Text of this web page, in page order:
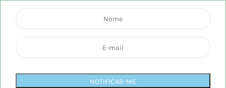
NOTIFICAR-ME